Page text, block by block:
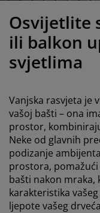
za spavaću
kreveta sa
kreveti
namještaja
rasvjeta
potrepštine
soba
Osvijetlite
ili balkon
svjetlima
Vanjska rasvjeta je
vašoj bašti – ona
prostor,
Neke od glavnih
podizanje
prostora,
bašti nakon mraka,
karakteristika
ljepote vašeg